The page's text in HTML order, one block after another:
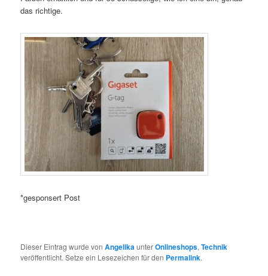
das richtige.
*gesponsert Post
Dieser Eintrag wurde vonAngelikaunterOnlineshops,Technik
veröffentlicht. Setze ein Lesezeichen für den Permalink.